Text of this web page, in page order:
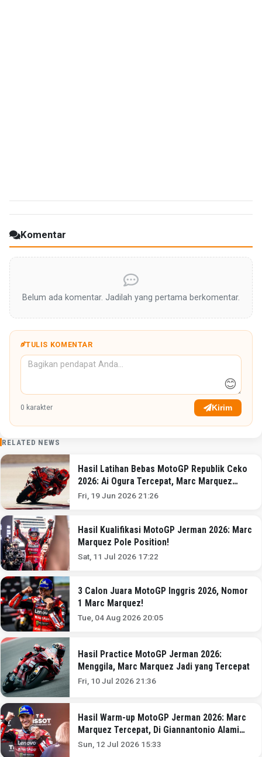
Komentar
Belum ada komentar. Jadilah yang pertama berkomentar.
TULIS KOMENTAR
😊
0 karakter Kirim
RELATED NEWS
Hasil Latihan Bebas MotoGP Republik Ceko
2026: Ai Ogura Tercepat, Marc Marquez
Tembus 5 Besar!
Fri, 19 Jun 2026 21:26
Hasil Kualifikasi MotoGP Jerman 2026: Marc
Marquez Pole Position!
Sat, 11 Jul 2026 17:22
3 Calon Juara MotoGP Inggris 2026, Nomor
1 Marc Marquez!
Tue, 04 Aug 2026 20:05
Hasil Practice MotoGP Jerman 2026:
Menggila, Marc Marquez Jadi yang Tercepat
Fri, 10 Jul 2026 21:36
Hasil Warm-up MotoGP Jerman 2026: Marc
Marquez Tercepat, Di Giannantonio Alami
Kecelakaan
Sun, 12 Jul 2026 15:33